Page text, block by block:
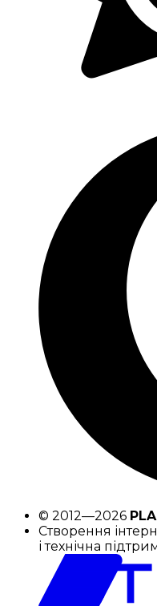
© 2012—2026
Створення
і технічна